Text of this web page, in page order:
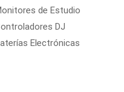
de Estudio
DJ
Electrónicas